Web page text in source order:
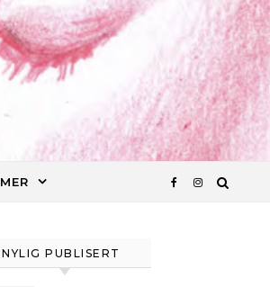
MER
NYLIG PUBLISERT